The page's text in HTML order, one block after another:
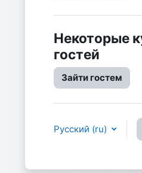
Некоторые
гостей
Зайти гостем
Русский ‎(ru)‎